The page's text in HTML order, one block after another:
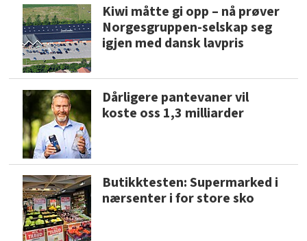
Kiwi måtte gi opp – nå prøver
Norgesgruppen-selskap seg
igjen med dansk lavpris
Dårligere pantevaner vil
koste oss 1,3 milliarder
Butikktesten: Supermarked i
nærsenter i for store sko